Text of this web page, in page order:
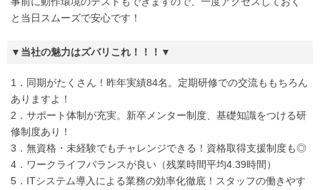
と当日スムーズで安心です！
▼当社の魅力はズバリこれ！！！▼
1．同期がたくさん！昨年実績84名。定期研修での交流ももちろん
ありますよ！
2．サポート体制が充実。新卒メンター制度、基礎知識をつける研
修制度あり！
3．無資格・未経験でもチャレンジできる！資格取得支援制度も◎
4．ワークライフバランスが良い（残業時間平均4.39時間）
5．ITシステム導入による業務の効率化徹底！スタッフの働きやす